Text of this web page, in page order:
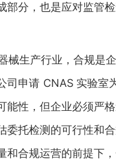
部分，也是应对监管
械生产行业，合规是
司申请 CNAS 实验室
能性，但企业必须严
委托检测的可行性和
和合规运营的前提下